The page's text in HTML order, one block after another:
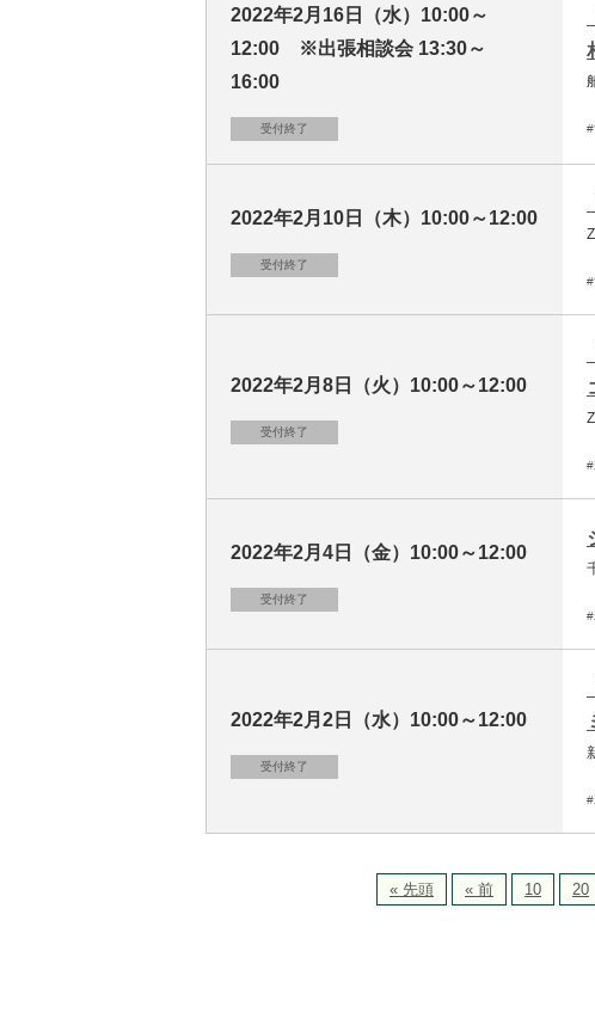
2022年2月16日（水）10:00～
12:00 ※出張相談会 13:30～
16:00
受付終了 #
2022年2月10日（木）10:00～12:00
受付終了
#
2022年2月8日（火）10:00～12:00
受付終了
#
2022年2月4日（金）10:00～12:00
受付終了
#
2022年2月2日（水）10:00～12:00
受付終了
#
« 先頭 « 前 10 20